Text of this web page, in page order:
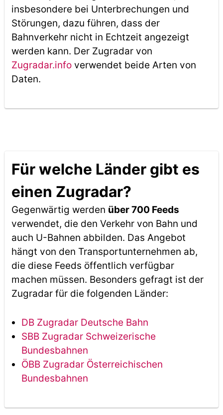
insbesondere bei Unterbrechungen und
Störungen, dazu führen, dass der
Bahnverkehr nicht in Echtzeit angezeigt
werden kann. Der Zugradar von
Zugradar.infoverwendet beide Arten von
Daten.
Für welche Länder gibt es
einen Zugradar?
Gegenwärtig werden über 700 Feeds
verwendet, die den Verkehr von Bahn und
auch U-Bahnen abbilden. Das Angebot
hängt von den Transportunternehmen ab,
die diese Feeds öffentlich verfügbar
machen müssen. Besonders gefragt ist der
Zugradar für die folgenden Länder:
DB Zugradar Deutsche Bahn
SBB Zugradar Schweizerische
Bundesbahnen
ÖBB Zugradar Österreichischen
Bundesbahnen